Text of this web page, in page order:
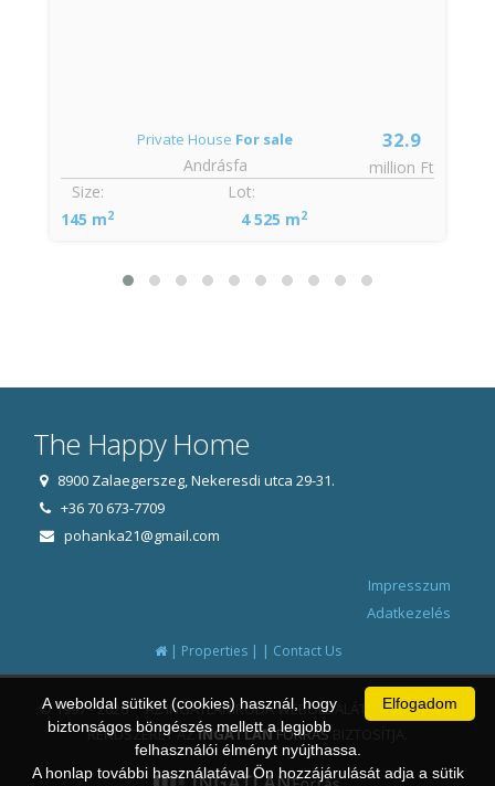
32.9
million Ft
Private House For sale
Andrásfa
Size:
145 m2
Lot:
4 525 m2
The Happy Home
8900 Zalaegerszeg, Nekeresdi utca 29-31.
+36 70 673-7709
pohanka21@gmail.com
Impresszum
Adatkezelés
| Properties| | Contact Us
© 1997 - 2026 AZ INGATLANIRODA WEBOLDALÁT ÉS ÜGYVITELI
RENDSZERÉT AZINGATLANFORRÁSBIZTOSÍTJA.
Elfogadom
A weboldal sütiket (cookies) használ, hogy
biztonságos böngészés mellett a legjobb
felhasználói élményt nyújthassa.
A honlap további használatával Ön hozzájárulását adja a sütik